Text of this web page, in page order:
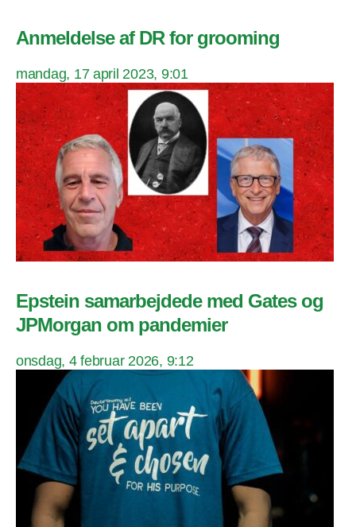
Anmeldelse af DR for grooming
mandag, 17 april 2023, 9:01
Epstein samarbejdede med Gates og
JPMorgan om pandemier
onsdag, 4 februar 2026, 9:12